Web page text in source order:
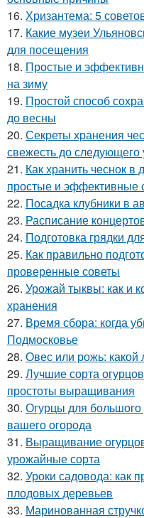
16. Хризантема: 5
17. Какие музеи
для посещения
18. Простые и
на зиму
19. Простой способ
до весны
20. Секреты хранения
свежесть до следующего
21. Как хранить чеснок
простые и эффективные
22. Посадка клубники в
23. Расписание
24. Подготовка грядки
25. Как правильно
проверенные советы
26. Урожай тыквы: как и
хранения
27. Время сбора: когда
Подмосковье
28. Овес или рожь: какой
29. Лучшие сорта
простоты выращивания
30. Огурцы для
вашего огорода
31. Выращивание
урожайные сорта
32. Уроки садовода: как
плодовых деревьев
33. Маринованная